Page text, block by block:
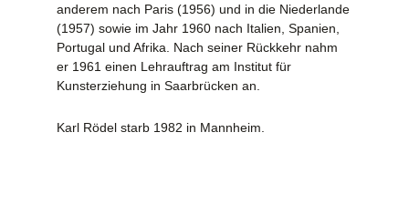
anderem nach Paris (1956) und in die Niederlande
(1957) sowie im Jahr 1960 nach Italien, Spanien,
Portugal und Afrika. Nach seiner Rückkehr nahm
er 1961 einen Lehrauftrag am Institut für
Kunsterziehung in Saarbrücken an.
Karl Rödel starb 1982 in Mannheim.